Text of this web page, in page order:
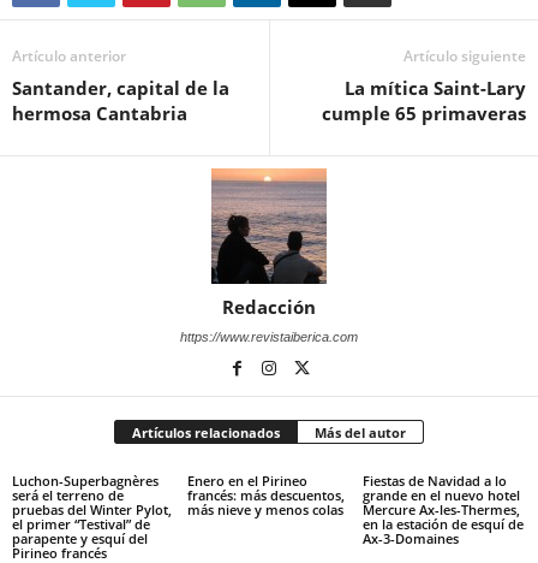
Artículo anterior
Santander, capital de la
hermosa Cantabria
Artículo siguiente
La mítica Saint-Lary
cumple 65 primaveras
Redacción
https://www.revistaiberica.com
Artículos relacionados Más del autor
Luchon-Superbagnères
será el terreno de
pruebas del Winter Pylot,
el primer “Testival” de
parapente y esquí del
Pirineo francés
Enero en el Pirineo
francés: más descuentos,
más nieve y menos colas
Fiestas de Navidad a lo
grande en el nuevo hotel
Mercure Ax-les-Thermes,
en la estación de esquí de
Ax-3-Domaines